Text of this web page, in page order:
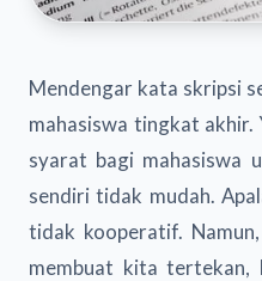
Mendengar kata skripsi
mahasiswa tingkat akhir.
syarat bagi mahasiswa
sendiri tidak mudah.
tidak kooperatif.
membuat kita tertekan,